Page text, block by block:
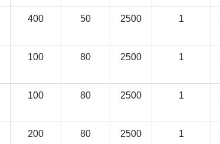
400 50 2500 1
100 80 2500 1
100 80 2500 1
200 80 2500 1